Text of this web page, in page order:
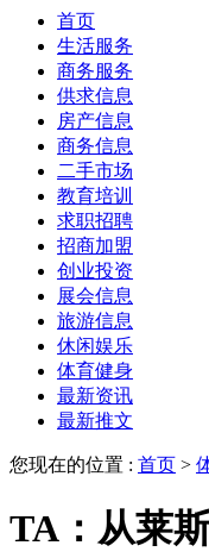
首页
生活服务
商务服务
供求信息
房产信息
商务信息
二手市场
教育培训
求职招聘
招商加盟
创业投资
展会信息
旅游信息
休闲娱乐
体育健身
最新资讯
最新推文
您现在的位置 : 首页 >
TA：从莱